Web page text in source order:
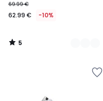
69.99 €
62.99 € -10%
5
/